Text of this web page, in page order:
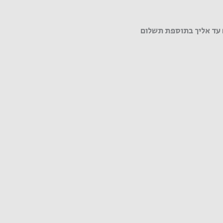
אליך בתוספת תשלום